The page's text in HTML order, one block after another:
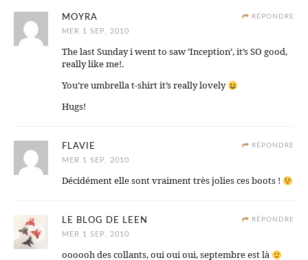
RÉPONDRE
MOYRA
MER 1 SEP, 2010
The last Sunday i went to saw ‘Inception’, it’s SO good,
really like me!.
You’re umbrella t-shirt it’s really lovely
Hugs!
RÉPONDRE
FLAVIE
MER 1 SEP, 2010
Décidément elle sont vraiment très jolies ces boots !
RÉPONDRE
LE BLOG DE LEEN
MER 1 SEP, 2010
oooooh des collants, oui oui oui, septembre est là